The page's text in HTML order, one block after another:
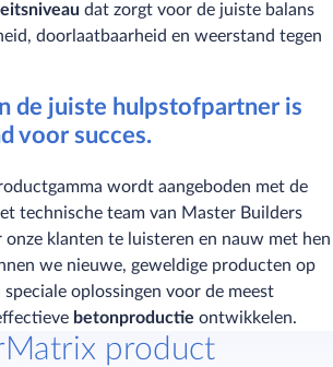
dat zorgt voor de juiste balans
doorlaatbaarheid en weerstand tegen
de juiste hulpstofpartner is
voor succes.
wordt aangeboden met de
technische team van Master Builders
klanten te luisteren en nauw met hen
we nieuwe, geweldige producten op
oplossingen voor de meest
betonproductie ontwikkelen.
product